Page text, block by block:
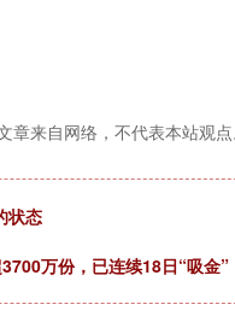
章来自网络，不代表本站观点
状态
万份，已连续18日“吸金”